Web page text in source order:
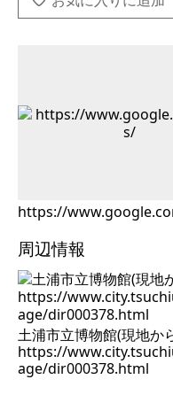
https://
周辺情報
土浦市立博物館(現地か
https://
age/dir000378.html